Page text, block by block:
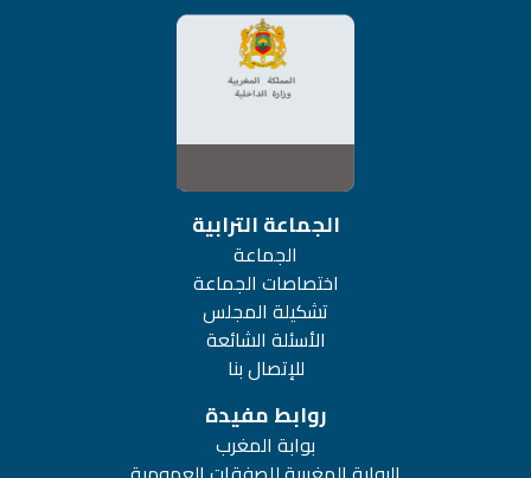
الجماعة الترابية
الجماعة
اختصاصات الجماعة
تشكيلة المجلس
الأسئلة الشائعة
للإتصال بنا
روابط مفيدة
بوابة المغرب